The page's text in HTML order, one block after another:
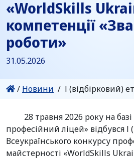
«WorldSkills
компетенції
роботи»
31.05.2026
/ Новини / І (відбірковий)
28 травня 2026 року на
професійний ліцей» відбувся І
Всеукраїнського конкурсу
майстерності «WorldSkills